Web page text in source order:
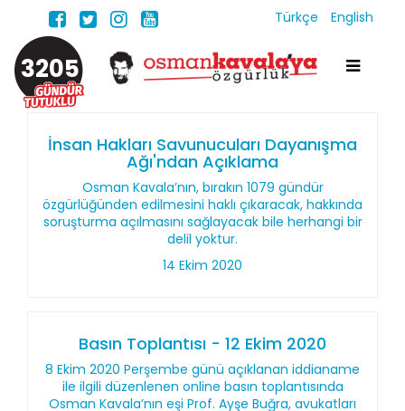
Türkçe English
3205
İnsan Hakları Savunucuları Dayanışma
Ağı'ndan Açıklama
Osman Kavala’nın, bırakın 1079 gündür
özgürlüğünden edilmesini haklı çıkaracak, hakkında
soruşturma açılmasını sağlayacak bile herhangi bir
delil yoktur.
14 Ekim 2020
Basın Toplantısı - 12 Ekim 2020
8 Ekim 2020 Perşembe günü açıklanan iddianame
ile ilgili düzenlenen online basın toplantısında
Osman Kavala’nın eşi Prof. Ayşe Buğra, avukatları